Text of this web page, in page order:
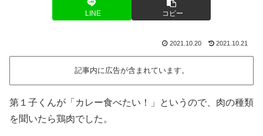
LINE コピー
2021.10.20 2021.10.21
記事内に広告が含まれています。
第１子くんが「カレー食べたい！」というので、肉の種類
を聞いたら鶏肉でした。